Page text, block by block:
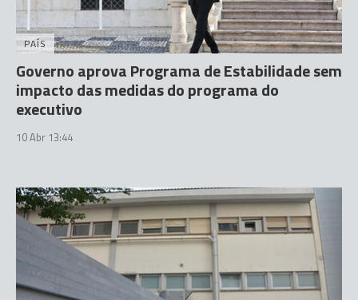
PAÍS
Governo aprova Programa de Estabilidade sem
impacto das medidas do programa do
executivo
10 Abr 13:44